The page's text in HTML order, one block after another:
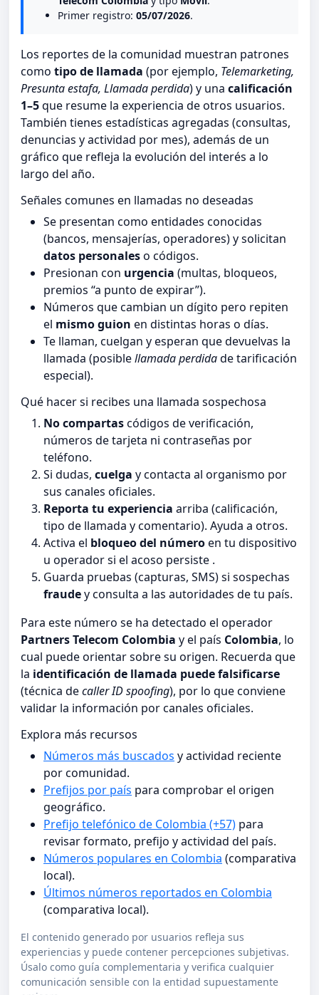
Primer registro: 05/07/2026.
Los reportes de la comunidad muestran patrones
como tipo de llamada (por ejemplo, Telemarketing,
Presunta estafa, Llamada perdida) y una calificación
1–5que resume la experiencia de otros usuarios.
También tienes estadísticas agregadas (consultas,
denuncias y actividad por mes), además de un
gráfico que refleja la evolución del interés a lo
largo del año.
Señales comunes en llamadas no deseadas
Se presentan como entidades conocidas
(bancos, mensajerías, operadores) y solicitan
datos personaleso códigos.
Presionan con urgencia (multas, bloqueos,
premios “a punto de expirar”).
Números que cambian un dígito pero repiten
el mismo guion en distintas horas o días.
Te llaman, cuelgan y esperan que devuelvas la
llamada (posiblellamada perdidade tarificación
especial).
Qué hacer si recibes una llamada sospechosa
No compartascódigos de verificación,
números de tarjeta ni contraseñas por
teléfono.
Si dudas, cuelga y contacta al organismo por
sus canales oficiales.
Reporta tu experiencia arriba (calificación,
tipo de llamada y comentario). Ayuda a otros.
Activa el bloqueo del númeroen tu dispositivo
u operador si el acoso persiste .
Guarda pruebas (capturas, SMS) si sospechas
fraudey consulta a las autoridades de tu país.
Para este número se ha detectado el operador
Partners Telecom Colombia y el país Colombia, lo
cual puede orientar sobre su origen. Recuerda que
la identificación de llamada puede falsificarse
(técnica decaller ID spoofing), por lo que conviene
validar la información por canales oficiales.
Explora más recursos
Números más buscados y actividad reciente
por comunidad.
Prefijos por país para comprobar el origen
geográfico.
Prefijo telefónico de Colombia (+57) para
revisar formato, prefijo y actividad del país.
Números populares en Colombia (comparativa
local).
Últimos números reportados en Colombia
(comparativa local).
El contenido generado por usuarios refleja sus
experiencias y puede contener percepciones subjetivas.
Úsalo como guía complementaria y verifica cualquier
comunicación sensible con la entidad supuestamente